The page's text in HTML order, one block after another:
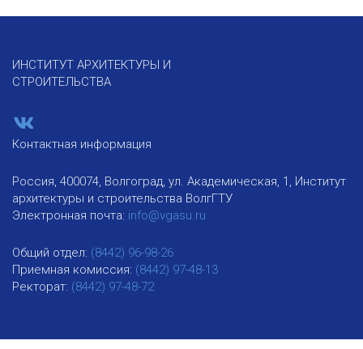
ИНСТИТУТ АРХИТЕКТУРЫ И
СТРОИТЕЛЬСТВА
Контактная информация
Россия, 400074, Волгоград, ул. Академическая, 1, Институт
архитектуры и строительства ВолгГТУ
Электронная почта: info@vgasu.ru
Общий отдел: (8442) 96-98-26
Приемная комиссия: (8442) 97-48-13
Ректорат: (8442) 97-48-72